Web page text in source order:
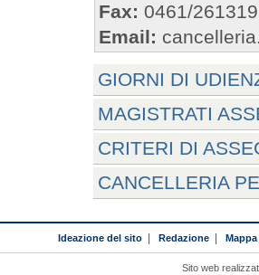
Fax:0461/261319
Email:
GIORNI DI
MAGISTRATI
CRITERI DI
CANCELLERIA
Ideazione del sito| Redazione|
Sito web